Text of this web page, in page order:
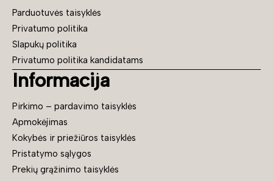
Parduotuvės taisyklės
Privatumo politika
Slapukų politika
Privatumo politika kandidatams
Informacija
Pirkimo – pardavimo taisyklės
Apmokėjimas
Kokybės ir priežiūros taisyklės
Pristatymo sąlygos
Prekių grąžinimo taisyklės